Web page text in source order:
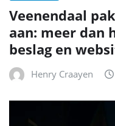
Veenendaal
aan: meer dan
beslag en
Henry Craayen